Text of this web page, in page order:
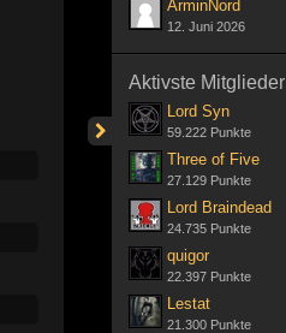
ArminNord
12. Juni 2026
Aktivste Mitglieder
Lord Syn
59.222 Punkte
Three of Five
27.129 Punkte
Lord Braindead
24.735 Punkte
quigor
22.397 Punkte
Lestat
21.300 Punkte